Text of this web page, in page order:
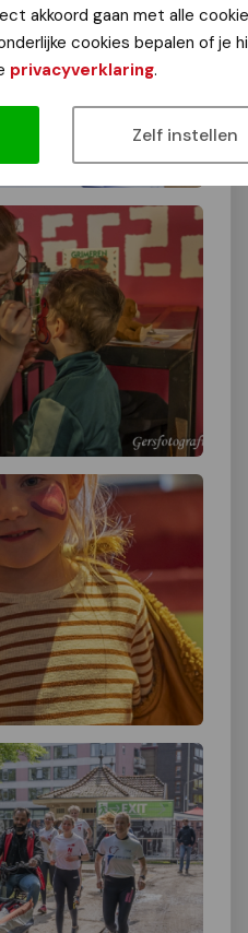
akkoord gaan met alle
cookies bepalen of je
privacyverklaring.
Zelf instellen